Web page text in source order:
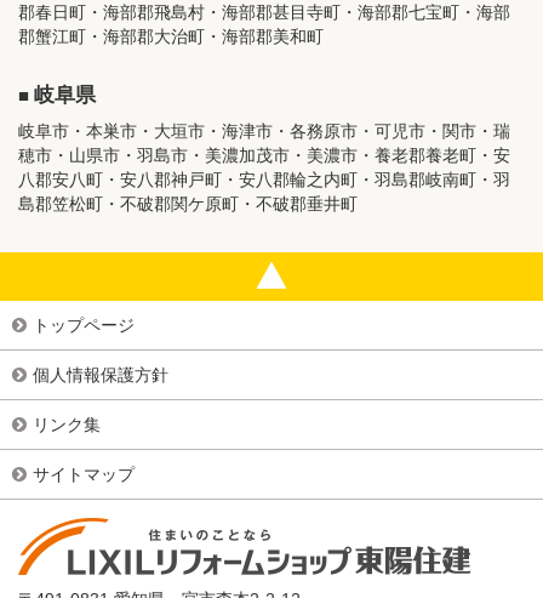
郡春日町・海部郡飛島村・海部郡甚目寺町・海部郡七宝町・海部
郡蟹江町・海部郡大治町・海部郡美和町
岐阜県
岐阜市・本巣市・大垣市・海津市・各務原市・可児市・関市・瑞
穂市・山県市・羽島市・美濃加茂市・美濃市・養老郡養老町・安
八郡安八町・安八郡神戸町・安八郡輪之内町・羽島郡岐南町・羽
島郡笠松町・不破郡関ケ原町・不破郡垂井町
トップページ
個人情報保護方針
リンク集
サイトマップ